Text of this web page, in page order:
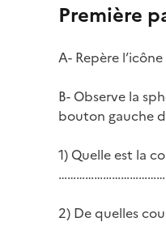
Première
A- Repère
B- Observe la
bouton gauche
1) Quelle est la
2) De quelles